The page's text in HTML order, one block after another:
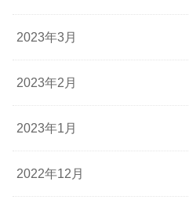
2023年3月
2023年2月
2023年1月
2022年12月